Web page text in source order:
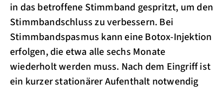
in das betroffene Stimmband gespritzt, um den
Stimmbandschluss zu verbessern. Bei
Stimmbandspasmus kann eine Botox-Injektion
erfolgen, die etwa alle sechs Monate
wiederholt werden muss. Nach dem Eingriff ist
ein kurzer stationärer Aufenthalt notwendig